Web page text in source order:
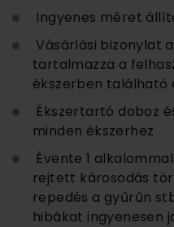
Ingyenes méret
Vásárlási bizonylat
tartalmazza a
ékszerben található
Ékszertartó doboz
minden ékszerhez
Évente 1
rejtett károsodás
repedés a gyűrűn
hibákat ingyenesen